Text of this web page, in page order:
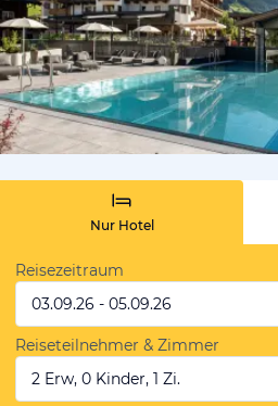
Nur Hotel
Reisezeitraum
03.09.26 - 05.09.26
Reiseteilnehmer & Zimmer
2 Erw, 0 Kinder, 1 Zi.